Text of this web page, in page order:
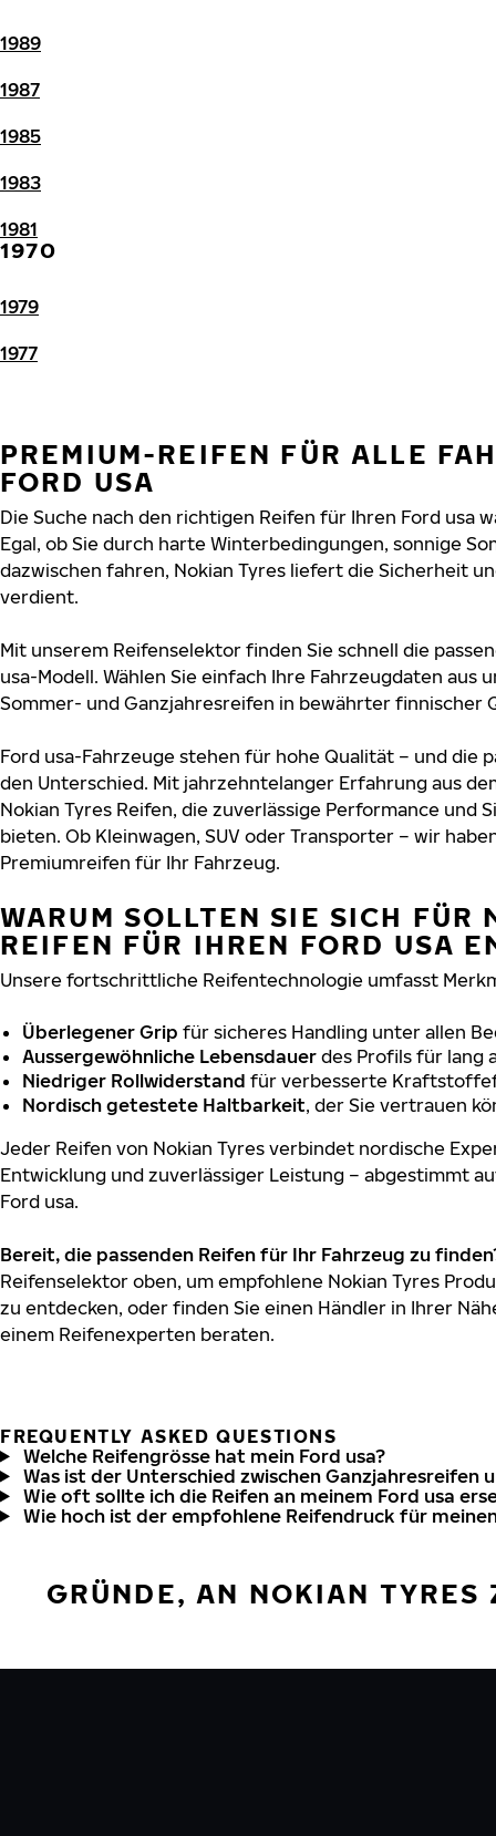
1989
1987
1985
1983
1981
1970
1979
1977
PREMIUM-REIFEN FÜR ALLE
FORD USA
Die Suche nach den richtigen Reifen für Ihren Ford usa
Egal, ob Sie durch harte Winterbedingungen, sonnige
dazwischen fahren, Nokian Tyres liefert die Sicherheit
verdient.
Mit unserem Reifenselektor finden Sie schnell die
usa-Modell. Wählen Sie einfach Ihre Fahrzeugdaten aus
Sommer- und Ganzjahresreifen in bewährter finnischer
Ford usa-Fahrzeuge stehen für hohe Qualität – und die
den Unterschied. Mit jahrzehntelanger Erfahrung aus
Nokian Tyres Reifen, die zuverlässige Performance und
bieten. Ob Kleinwagen, SUV oder Transporter – wir
Premiumreifen für Ihr Fahrzeug.
WARUM SOLLTEN SIE SICH FÜR
REIFEN FÜR IHREN FORD USA
Unsere fortschrittliche Reifentechnologie umfasst
Überlegener Grip für sicheres Handling unter allen
Aussergewöhnliche Lebensdauer des Profils für lang
Niedriger Rollwiderstand für verbesserte
Nordisch getestete Haltbarkeit, der Sie vertrauen
Jeder Reifen von Nokian Tyres verbindet nordische
Entwicklung und zuverlässiger Leistung – abgestimmt
Ford usa.
Bereit, die passenden Reifen für Ihr Fahrzeug zu
Reifenselektor oben, um empfohlene Nokian Tyres
zu entdecken, oder finden Sie einen Händler in Ihrer
einem Reifenexperten beraten.
FREQUENTLY ASKED QUESTIONS
Welche Reifengrösse hat mein Ford usa?
Was ist der Unterschied zwischen Ganzjahresreifen
Wie oft sollte ich die Reifen an meinem Ford usa
Wie hoch ist der empfohlene Reifendruck für
GRÜNDE, AN NOKIAN TYRES